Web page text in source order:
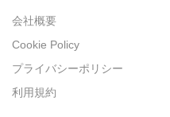
会社概要
Cookie Policy
プライバシーポリシー
利用規約